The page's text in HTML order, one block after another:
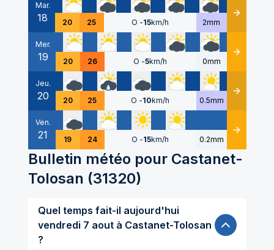
Mar.
18 20 25 O -15km/h 2mm Détails
Mer.
19 20 26 O -5km/h 0mm Détails
Jeu.
20 20 25 O -10km/h 0.5mm Détails
Ven.
21 19 24 O -15km/h 0.2mm Détails
Bulletin météo pour Castanet-
Tolosan (31320)
Quel temps fait-il aujourd'hui
vendredi 7 aout à Castanet-Tolosan
?